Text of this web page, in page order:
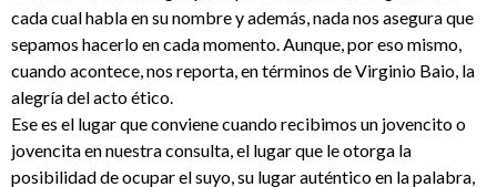
cada cual habla en su nombre y además, nada nos asegura que
sepamos hacerlo en cada momento. Aunque, por eso mismo,
cuando acontece, nos reporta, en términos de Virginio Baio, la
alegría del acto ético.
Ese es el lugar que conviene cuando recibimos un jovencito o
jovencita en nuestra consulta, el lugar que le otorga la
posibilidad de ocupar el suyo, su lugar auténtico en la palabra,